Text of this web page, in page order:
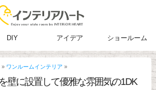
DIY アイデア ショールーム
» ワンルームインテリア »
壁に設置して優雅な雰囲気の1DK